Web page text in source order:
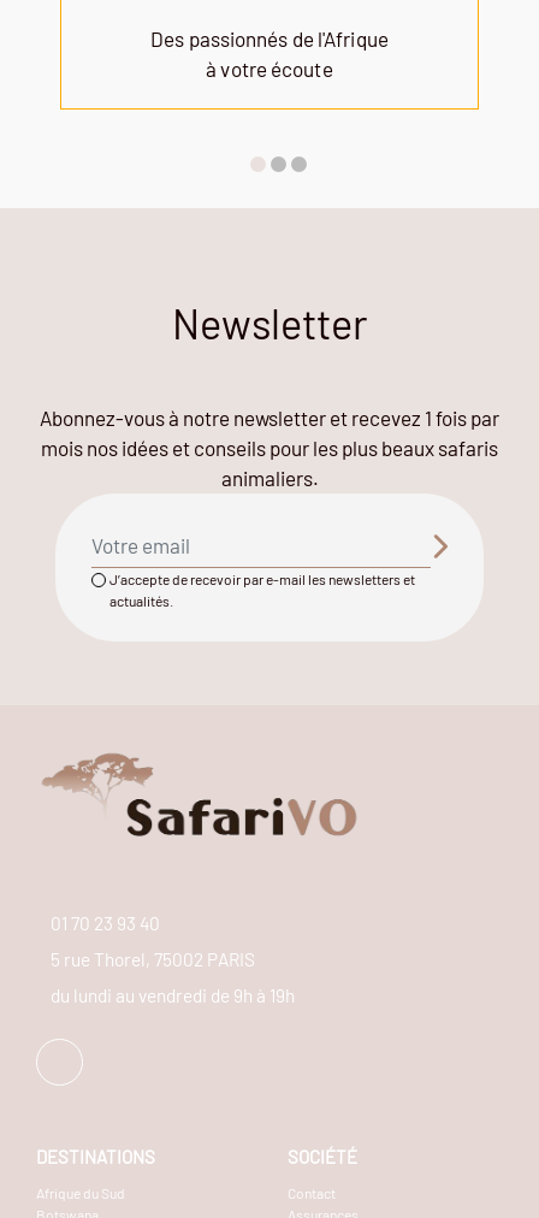
Des passionnés de l'Afrique
à votre écoute
Newsletter
Abonnez-vous à notre newsletter et recevez 1 fois par
mois nos idées et conseils pour les plus beaux safaris
animaliers.
J’accepte de recevoir par e-mail les newsletters et
actualités.
01 70 23 93 40
5 rue Thorel, 75002 PARIS
du lundi au vendredi de 9h à 19h
DESTINATIONS
Afrique du Sud
SOCIÉTÉ
Contact